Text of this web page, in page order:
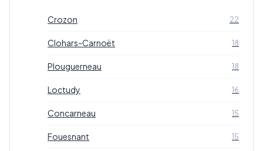
Crozon 22
Clohars-Carnoët 18
Plouguerneau 18
Loctudy 16
Concarneau 15
Fouesnant 15